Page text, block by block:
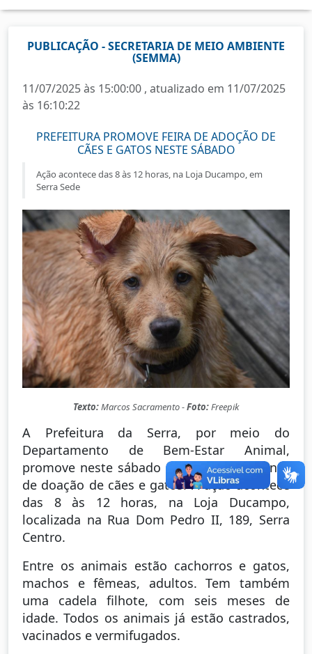
PUBLICAÇÃO - SECRETARIA DE MEIO AMBIENTE
(SEMMA)
11/07/2025 às 15:00:00 , atualizado em 11/07/2025
às 16:10:22
PREFEITURA PROMOVE FEIRA DE ADOÇÃO DE
CÃES E GATOS NESTE SÁBADO
Ação acontece das 8 às 12 horas, na Loja Ducampo, em
Serra Sede
Texto:Marcos Sacramento -Foto:Freepik
A Prefeitura da Serra, por meio do
Departamento de Bem‑Estar Animal,
promove neste sábado (12) mais um evento
de doação de cães e gatos. A ação acontece
das 8 às 12 horas, na Loja Ducampo,
localizada na Rua Dom Pedro II, 189, Serra
Centro.
Entre os animais estão cachorros e gatos,
machos e fêmeas, adultos. Tem também
uma cadela filhote, com seis meses de
idade. Todos os animais já estão castrados,
vacinados e vermifugados.